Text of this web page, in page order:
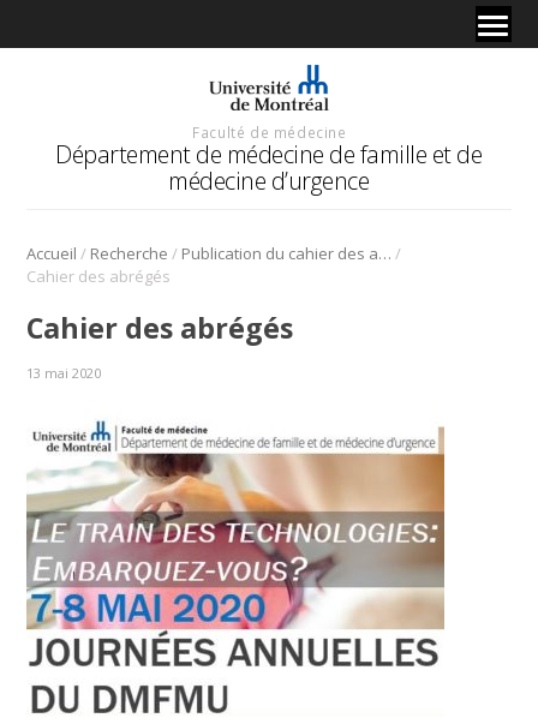
Faculté de médecine
Département de médecine de famille et de
médecine d’urgence
Accueil / Recherche / Publication du cahier des abrégés des présentations orales de recherches reçus dans le cadre des Journées annuelles du Département de médecine de famille et de médecine d’urgence 2020 /
Cahier des abrégés
Cahier des abrégés
13 mai 2020